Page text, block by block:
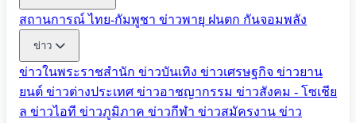
สถานการณ์ ไทย-กัมพูชา ข่าวพายุ ฝนตก กันจอมพลัง
ข่าว
ข่าวในพระราชสำนัก ข่าวบันเทิง ข่าวเศรษฐกิจ ข่าวยาน
ยนต์ ข่าวต่างประเทศ ข่าวอาชญากรรม ข่าวสังคม - โซเชีย
ล ข่าวไอที ข่าวภูมิภาค ข่าวกีฬา ข่าวสมัครงาน ข่าว